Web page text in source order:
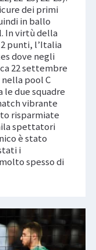
dei primi
in ballo
In virtù della
punti, l’Italia
dove negli
22 settembre
pool C
le due squadre
vibrante
risparmiate
spettatori
è stato
i
spesso di